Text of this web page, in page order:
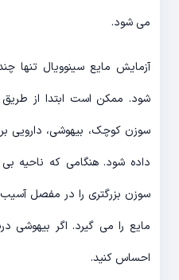
می شود.
آزمایش مایع سینوویال تنها
شود. ممکن است ابتدا از طریق
سوزن کوچک، بیهوشی، دارویی
داده شود. هنگامی که ناحیه
سوزن بزرگتری را در مفصل
مایع را می گیرد. اگر بیهوشی
احساس کنید.